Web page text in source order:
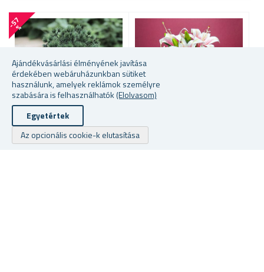
Ajándékvásárlási élményének javítása
érdekében webáruházunkban sütiket
használunk, amelyek reklámok személyre
szabására is felhasználhatók (Elolvasom)
Egyetértek
Az opcionális cookie-k elutasítása
-
5
7
%